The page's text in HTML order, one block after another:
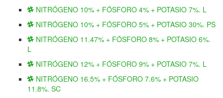
NITRÓGENO 10% + FÓSFORO 4% + POTASIO 7%. L
NITRÓGENO 10% + FÓSFORO 5% + POTASIO 30%. PS
NITRÓGENO 11.47% + FÓSFORO 8% + POTASIO 6%.
L
NITRÓGENO 12% + FÓSFORO 9% + POTASIO 7%. L
NITRÓGENO 16.5% + FÓSFORO 7.6% + POTASIO
11.8%. SC